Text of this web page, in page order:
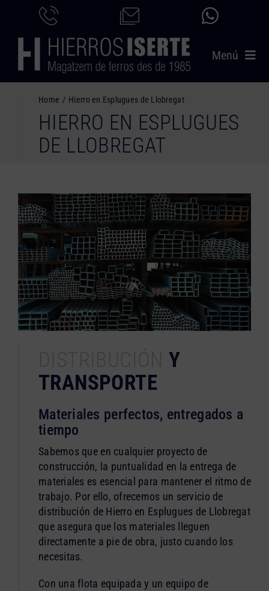
contenido
Menú
PRODUCTOS
SERVICIOS
NOSOTROS
CONTACTO
Home Hierro en Esplugues de Llobregat
HIERRO EN ESPLUGUES
DE LLOBREGAT
DISTRIBUCIÓNY
TRANSPORTE
Materiales perfectos, entregados a
tiempo
Sabemos que en cualquier proyecto de
construcción, la puntualidad en la entrega de
materiales es esencial para mantener el ritmo de
trabajo. Por ello, ofrecemos un servicio de
distribución de Hierro en Esplugues de Llobregat
que asegura que los materiales lleguen
directamente a pie de obra, justo cuando los
necesitas.
Con una flota equipada y un equipo de